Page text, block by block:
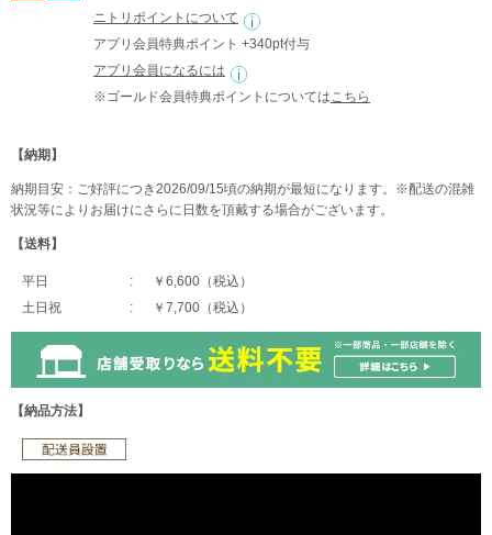
ニトリポイントについて
アプリ会員特典ポイント +340pt付与
アプリ会員になるには
※ゴールド会員特典ポイントについては こちら
【納期】
納期目安：ご好評につき2026/09/15頃の納期が最短になります。※配送の混雑
状況等によりお届けにさらに日数を頂戴する場合がございます。
【送料】
平日
￥6,600（税込）
土日祝
￥7,700（税込）
【納品方法】